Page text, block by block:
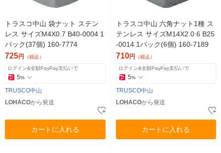
トラスコ中山 袋ナット ステン
レス サイズM4X0.7 B40-0004 1
パック(37個) 160-7774
725円 （税込）
ログイン&全額PayPay支払いで
5%
TRUSCO中山
LOHACOから発送
カートに入れる
トラスコ中山 六角ナット1種 ス
テンレス サイズM14X2.0 6 B25
-0014 1パック(6個) 160-7189
710円 （税込）
ログイン&全額PayPay支払いで
5%
TRUSCO中山
LOHACOから発送
カートに入れる